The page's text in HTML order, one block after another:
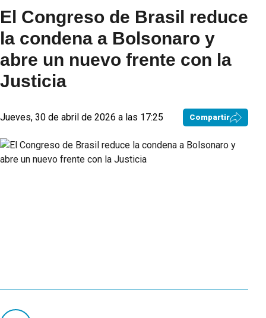
El Congreso de Brasil reduce
la condena a Bolsonaro y
abre un nuevo frente con la
Justicia
Jueves, 30 de abril de 2026 a las 17:25 Compartir